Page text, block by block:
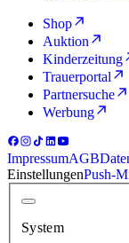
Shop
Auktion
Kinderzeitung
Trauerportal
Partnersuche
Werbung
ImpressumAGB
EinstellungenPush-
System